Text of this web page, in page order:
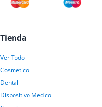
Tienda
Ver Todo
Cosmetico
Dental
Dispositivo Medico